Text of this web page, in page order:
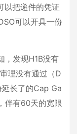
以把递件的凭证
可以开具一份
，发现H1B没有
理没有通过（D
长了的Cap Ga
伴有60天的宽限